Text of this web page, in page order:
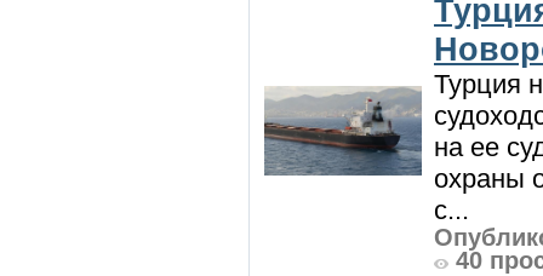
Турция
на ее
охраны
с...
40